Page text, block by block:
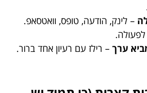
– לינק, הודעה, טופס, וואטסאפ.
ערך – רילז עם רעיון אחד ברור.